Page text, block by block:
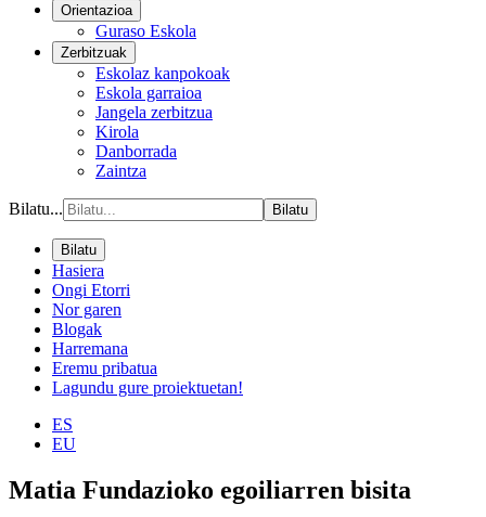
Orientazioa
Guraso Eskola
Zerbitzuak
Eskolaz kanpokoak
Eskola garraioa
Jangela zerbitzua
Kirola
Danborrada
Zaintza
Bilatu... Bilatu
Bilatu
Hasiera
Ongi Etorri
Nor garen
Blogak
Harremana
Eremu pribatua
Lagundu gure proiektuetan!
ES
EU
Matia Fundazioko egoiliarren bisita